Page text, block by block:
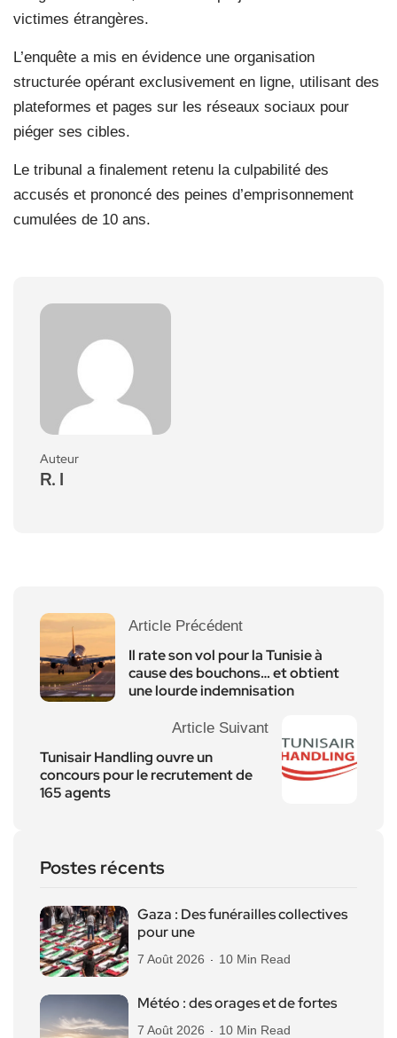
victimes étrangères.
L’enquête a mis en évidence une organisation
structurée opérant exclusivement en ligne, utilisant des
plateformes et pages sur les réseaux sociaux pour
piéger ses cibles.
Le tribunal a finalement retenu la culpabilité des
accusés et prononcé des peines d’emprisonnement
cumulées de 10 ans.
Auteur
R. I
Article Précédent
Il rate son vol pour la Tunisie à
cause des bouchons… et obtient
une lourde indemnisation
Article Suivant
Tunisair Handling ouvre un
concours pour le recrutement de
165 agents
Postes récents
Gaza : Des funérailles collectives
pour une
7 Août 2026 10 Min Read
Météo : des orages et de fortes
7 Août 2026 10 Min Read